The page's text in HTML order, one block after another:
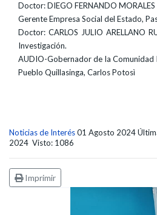
Doctor: DIEGO FERNANDO MORALES
Gerente Empresa Social del Estado,
Doctor: CARLOS JULIO ARELLANO
Investigación.
AUDIO-Gobernador de la Comunidad
Pueblo Quillasinga, Carlos Potosì
Noticias de Interés01 Agosto 2024
2024 Visto: 1086
Imprimir